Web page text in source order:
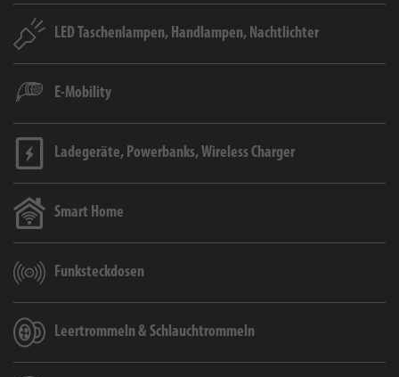
LED Taschenlampen, Handlampen, Nachtlichter
E-Mobility
Ladegeräte, Powerbanks, Wireless Charger
Smart Home
Funksteckdosen
Leertrommeln & Schlauchtrommeln